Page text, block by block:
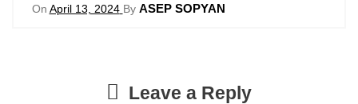
On April 13, 2024 By ASEP SOPYAN
Leave a Reply